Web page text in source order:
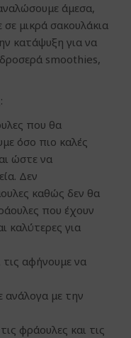
άμεσα,
μικρά σακουλάκια
κατάψυξη για να
smoothies,
που θα
όσο πιο καλές
ώστε να
Δεν
καθώς δεν θα
που έχουν
καλύτερες για
τις αφήνουμε να
ανάλογα με την
φράουλες και τις